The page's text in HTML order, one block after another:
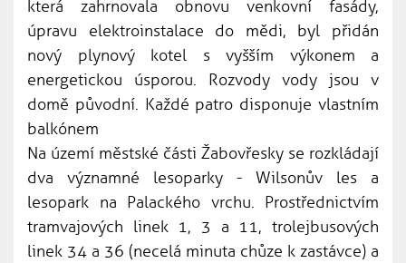
která zahrnovala obnovu venkovní fasády,
úpravu elektroinstalace do mědi, byl přidán
nový plynový kotel s vyšším výkonem a
energetickou úsporou. Rozvody vody jsou v
domě původní. Každé patro disponuje vlastním
balkónem
Na území městské části Žabovřesky se rozkládají
dva významné lesoparky - Wilsonův les a
lesopark na Palackého vrchu. Prostřednictvím
tramvajových linek 1, 3 a 11, trolejbusových
linek 34 a 36 (necelá minuta chůze k zastávce) a